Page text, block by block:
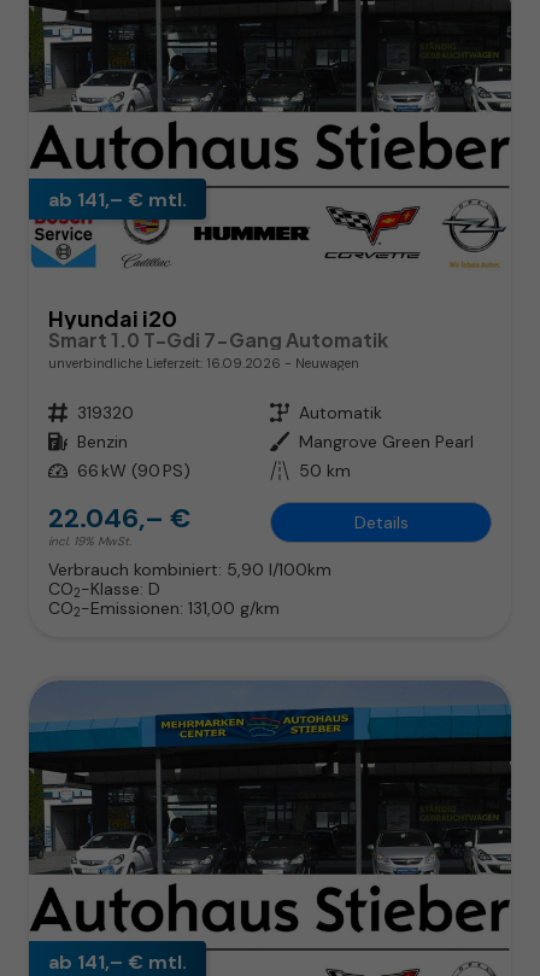
ab 141,– € mtl.
Hyundai i20
Smart 1.0 T-Gdi 7-Gang Automatik
unverbindliche Lieferzeit: 16.09.2026 Neuwagen
Fahrzeugnr. 319320 Getriebe Automatik
Kraftstoff Benzin Außenfarbe Mangrove Green Pearl
Leistung 66 kW (90 PS) Kilometerstand 50 km
22.046,– €
incl. 19% MwSt.
Details
Verbrauch kombiniert: 5,90 l/100km
CO2-Klasse: D
CO2-Emissionen: 131,00 g/km
ab 141,– € mtl.